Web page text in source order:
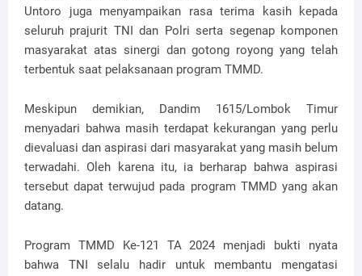
Untoro juga menyampaikan rasa terima kasih kepada
seluruh prajurit TNI dan Polri serta segenap komponen
masyarakat atas sinergi dan gotong royong yang telah
terbentuk saat pelaksanaan program TMMD.
Meskipun demikian, Dandim 1615/Lombok Timur
menyadari bahwa masih terdapat kekurangan yang perlu
dievaluasi dan aspirasi dari masyarakat yang masih belum
terwadahi. Oleh karena itu, ia berharap bahwa aspirasi
tersebut dapat terwujud pada program TMMD yang akan
datang.
Program TMMD Ke-121 TA 2024 menjadi bukti nyata
bahwa TNI selalu hadir untuk membantu mengatasi